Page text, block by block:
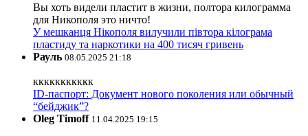
Вы хоть видели пластит в жизни, полтора килограмма
для Никополя это ничто!
У мешканця Нікополя вилучили півтора кілограма
пластиду та наркотики на 400 тисяч гривень
Рауль 08.05.2025 21:18
ккккккккккк
ID-паспорт: Документ нового поколения или обычный
“бейджик”?
Oleg Timoff 11.04.2025 19:15